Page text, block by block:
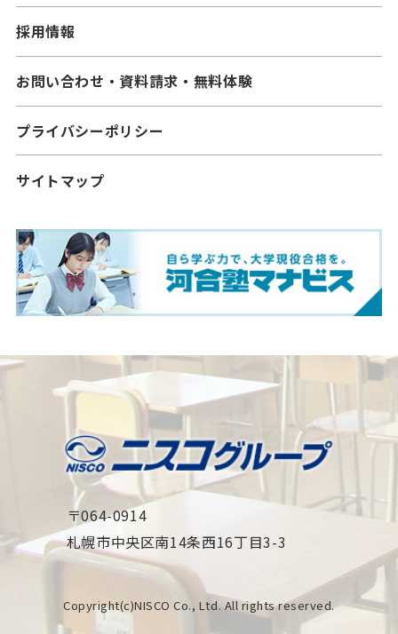
採用情報
お問い合わせ・資料請求・無料体験
プライバシーポリシー
サイトマップ
〒064-0914
札幌市中央区南14条西16丁目3-3
Copyright(c)NISCO Co., Ltd. All rights reserved.